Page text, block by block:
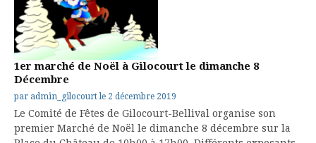
1er marché de Noël à Gilocourt le dimanche 8
Décembre
par admin_gilocourt le 2 décembre 2019
Le Comité de Fêtes de Gilocourt-Bellival organise son
premier Marché de Noël le dimanche 8 décembre sur la